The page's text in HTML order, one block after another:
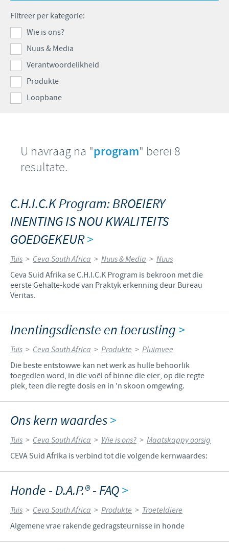
Varke
Ondersteuningsprogramme
Besigheid en wetenskaplike venootskappe
Vind hiermee ons hoof poste
Ons werwings proses
Filtreer per kategorie:
Wie is ons?
Nuus & Media
Verantwoordelikheid
Produkte
Loopbane
U navraag na "program" berei 8
resultate.
C.H.I.C.K Program: BROEIERY
INENTING IS NOU KWALITEITS
GOEDGEKEUR>
Tuis > Ceva South Africa > Nuus & Media > Nuus
Ceva Suid Afrika se C.H.I.C.K Program is bekroon met die
eerste Gehalte-kode van Praktyk erkenning deur Bureau
Veritas.
Inentingsdienste en toerusting >
Tuis > Ceva South Africa > Produkte > Pluimvee
Die beste entstowwe kan net werk as hulle behoorlik
toegedien word, in die voël of binne die eier, op die regte
plek, teen die regte dosis en in 'n skoon omgewing.
Ons kern waardes>
Tuis > Ceva South Africa > Wie is ons? > Maatskappy oorsig
CEVA Suid Afrika is verbind tot die volgende kernwaardes:
Honde - D.A.P.® - FAQ>
Tuis > Ceva South Africa > Produkte > Troeteldiere
Algemene vrae rakende gedragsteurnisse in honde